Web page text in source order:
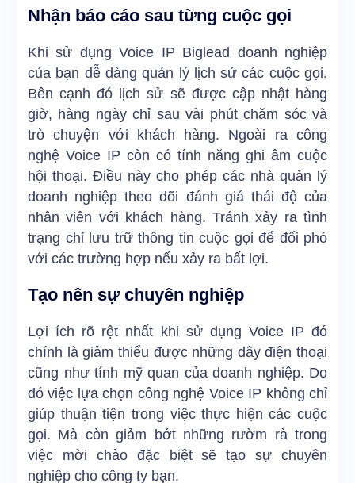
Nhận báo cáo sau từng cuộc gọi
Khi sử dụng Voice IP Biglead doanh nghiệp
của bạn dễ dàng quản lý lịch sử các cuộc gọi.
Bên cạnh đó lịch sử sẽ được cập nhật hàng
giờ, hàng ngày chỉ sau vài phút chăm sóc và
trò chuyện với khách hàng. Ngoài ra công
nghệ Voice IP còn có tính năng ghi âm cuộc
hội thoại. Điều này cho phép các nhà quản lý
doanh nghiệp theo dõi đánh giá thái độ của
nhân viên với khách hàng. Tránh xảy ra tình
trạng chỉ lưu trữ thông tin cuộc gọi để đối phó
với các trường hợp nếu xảy ra bất lợi.
Tạo nên sự chuyên nghiệp
Lợi ích rõ rệt nhất khi sử dụng Voice IP đó
chính là giảm thiểu được những dây điện thoại
cũng như tính mỹ quan của doanh nghiệp. Do
đó việc lựa chọn công nghệ Voice IP không chỉ
giúp thuận tiện trong việc thực hiện các cuộc
gọi. Mà còn giảm bớt những rườm rà trong
việc mời chào đặc biệt sẽ tạo sự chuyên
nghiệp cho công ty bạn.